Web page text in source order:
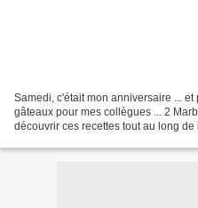
Samedi, c'était mon anniversaire ...
gâteaux pour mes collègues ... 2
découvrir ces recettes tout au long